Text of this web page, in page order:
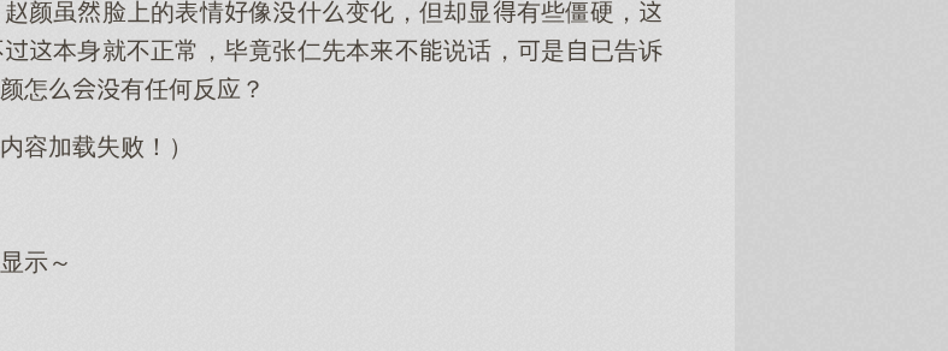
颜虽脸的表情像什变化，但却显有些僵硬，
本身就不正常，毕竟张仁先本不说话，是已告诉
怎有任何反应？
加载失败！）
示～